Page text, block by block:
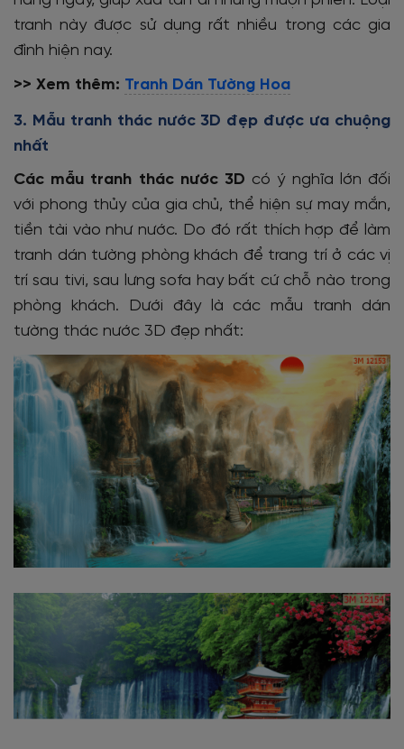
tranh này được sử dụng rất nhiều trong các gia
đình hiện nay.
>> Xem thêm: Tranh Dán Tường Hoa
3. Mẫu tranh thác nước 3D đẹp được ưa chuộng
nhất
Các mẫu tranh thác nước 3D có ý nghĩa lớn đối
với phong thủy của gia chủ, thể hiện sự may mắn,
tiền tài vào như nước. Do đó rất thích hợp để làm
tranh dán tường phòng khách để trang trí ở các vị
trí sau tivi, sau lưng sofa hay bất cứ chỗ nào trong
phòng khách. Dưới đây là các mẫu tranh dán
tường thác nước 3D đẹp nhất: